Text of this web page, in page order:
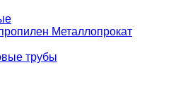
Металлопрокат
трубы